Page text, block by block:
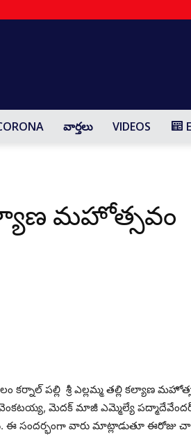
Yaadharthavaadhi
వార్తలు VIDEOS
మహోత్సవం
పల్లి శ్రీ ఎల్లమ్మ తల్లి కల్యాణ
మెదక్ మాజీ ఎమ్మెల్యే పద్మాదేవేందర్
ఈ సందర్భంగా వారు మాట్లాడుతూ